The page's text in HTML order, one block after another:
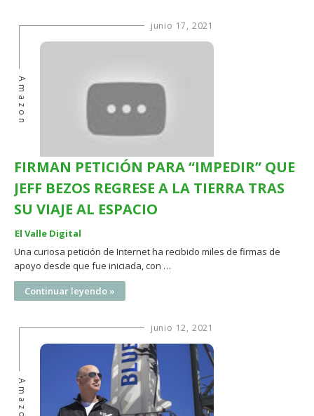
junio 17, 2021
Amazon
FIRMAN PETICIÓN PARA “IMPEDIR” QUE
JEFF BEZOS REGRESE A LA TIERRA TRAS
SU VIAJE AL ESPACIO
El Valle Digital
Una curiosa petición de Internet ha recibido miles de firmas de
apoyo desde que fue iniciada, con …
Continuar leyendo »
junio 12, 2021
Amazon